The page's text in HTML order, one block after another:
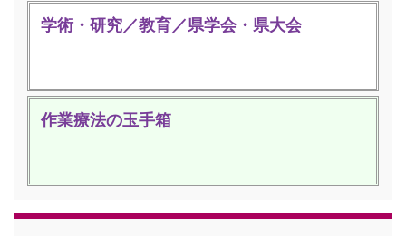
学術・研究／教育／県学会・県大会
作業療法の玉手箱